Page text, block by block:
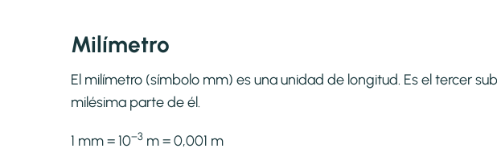
Milímetro
El milímetro (símbolo mm) es una unidad de longitud. Es el tercer
milésima parte de él.
1 mm = 10−3 m = 0,001 m